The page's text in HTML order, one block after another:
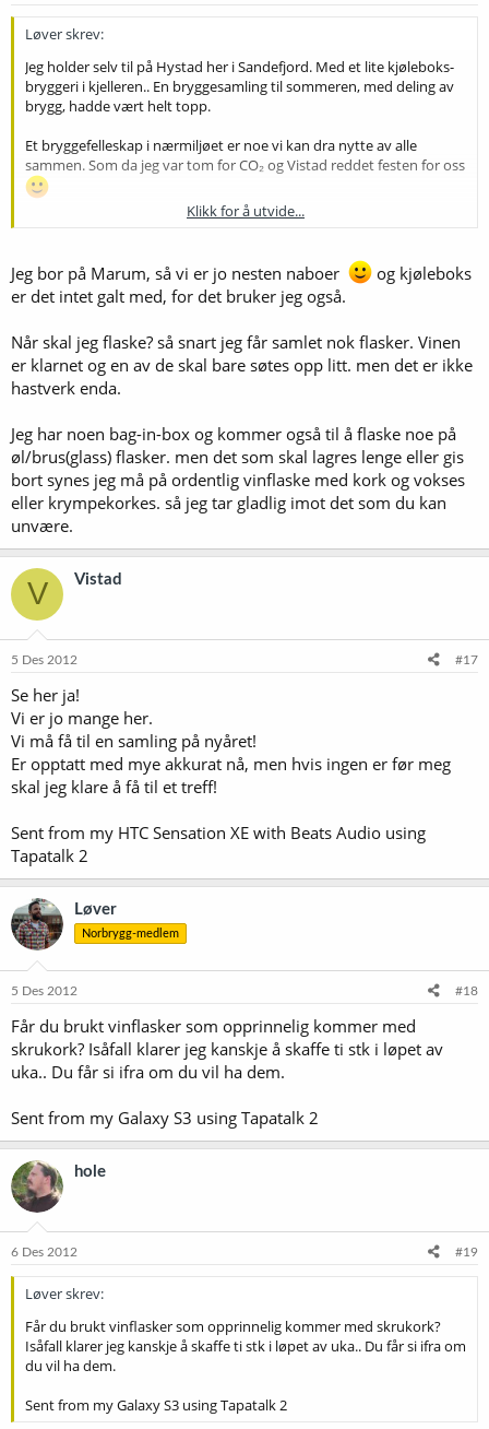
Løver skrev:
Jeg holder selv til på Hystad her i Sandefjord. Med et lite kjøleboks-
bryggeri i kjelleren.. En bryggesamling til sommeren, med deling av
brygg, hadde vært helt topp.
Et bryggefelleskap i nærmiljøet er noe vi kan dra nytte av alle
sammen. Som da jeg var tom for CO₂ og Vistad reddet festen for oss
Tomas
Klikk for å utvide...
Jeg bor på Marum, så vi er jo nesten naboer
og kjøleboks
er det intet galt med, for det bruker jeg også.
Når skal jeg flaske? så snart jeg får samlet nok flasker. Vinen
er klarnet og en av de skal bare søtes opp litt. men det er ikke
hastverk enda.
Jeg har noen bag-in-box og kommer også til å flaske noe på
øl/brus(glass) flasker. men det som skal lagres lenge eller gis
bort synes jeg må på ordentlig vinflaske med kork og vokses
eller krympekorkes. så jeg tar gladlig imot det som du kan
unvære.
V Vistad
5 Des 2012 #17
Se her ja!
Vi er jo mange her.
Vi må få til en samling på nyåret!
Er opptatt med mye akkurat nå, men hvis ingen er før meg
skal jeg klare å få til et treff!
Sent from my HTC Sensation XE with Beats Audio using
Tapatalk 2
Løver
Norbrygg-medlem
5 Des 2012 #18
Får du brukt vinflasker som opprinnelig kommer med
skrukork? Isåfall klarer jeg kanskje å skaffe ti stk i løpet av
uka.. Du får si ifra om du vil ha dem.
Sent from my Galaxy S3 using Tapatalk 2
hole
6 Des 2012 #19
Løver skrev:
Får du brukt vinflasker som opprinnelig kommer med skrukork?
Isåfall klarer jeg kanskje å skaffe ti stk i løpet av uka.. Du får si ifra om
du vil ha dem.
Sent from my Galaxy S3 using Tapatalk 2